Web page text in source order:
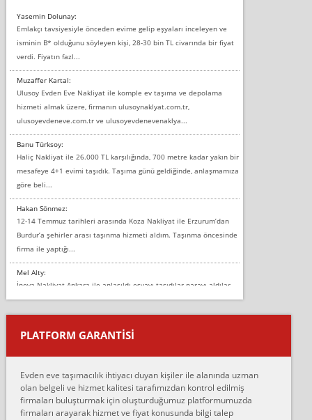
Yasemin Dolunay:
Emlakçı tavsiyesiyle önceden evime gelip eşyaları inceleyen ve
isminin B* olduğunu söyleyen kişi, 28-30 bin TL civarında bir fiyat
verdi. Fiyatın fazl...
Muzaffer Kartal:
Ulusoy Evden Eve Nakliyat ile komple ev taşıma ve depolama
hizmeti almak üzere, firmanın ulusoynaklyat.com.tr,
ulusoyevdeneve.com.tr ve ulusoyevdenevenaklya...
Banu Türksoy:
Haliç Nakliyat ile 26.000 TL karşılığında, 700 metre kadar yakın bir
mesafeye 4+1 evimi taşıdık. Taşıma günü geldiğinde, anlaşmamıza
göre beli...
Hakan Sönmez:
12-14 Temmuz tarihleri arasında Koza Nakliyat ile Erzurum’dan
Burdur’a şehirler arası taşınma hizmeti aldım. Taşınma öncesinde
firma ile yaptığı...
Mel Alty:
İnova Nakliyat Ankara ile anlaşıldı eşyayı taşıdılar parayı aldılar.
Salon duvarına bir baktım birisi boydan alüminyum renkli bantı
yapıştırm...
Murat:
çalıştıklarını, müş...
Ahmet:
Lüleburgaz güngünes evden eve naklyat eşyalarımı taşımak için
PLATFORM GARANTİSİ
Evden eve taşımacılık ihtiyacı duyan kişiler ile alanında uzman
olan belgeli ve hizmet kalitesi tarafımızdan kontrol edilmiş
firmaları buluşturmak için oluşturduğumuz platformumuzda
firmaları arayarak hizmet ve fiyat konusunda bilgi talep